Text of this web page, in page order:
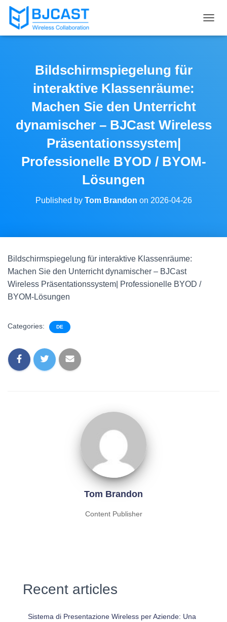
O
G
A
Bildschirmspiegelung für
interaktive Klassenräume:
Machen Sie den Unterricht
dynamischer – BJCast Wireless
Präsentationssystem|
Professionelle BYOD / BYOM-
Lösungen
Published by Tom Brandon on 2026-04-26
Bildschirmspiegelung für interaktive Klassenräume:
Machen Sie den Unterricht dynamischer – BJCast
Wireless Präsentationssystem| Professionelle BYOD /
BYOM-Lösungen
Categories: DE
Tom Brandon
Content Publisher
Recent articles
Sistema di Presentazione Wireless per Aziende: Una